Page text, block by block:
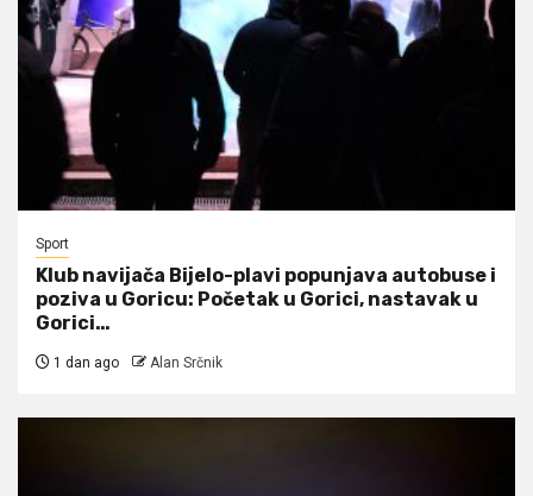
Sport
Klub navijača Bijelo-plavi popunjava autobuse i
poziva u Goricu: Početak u Gorici, nastavak u
Gorici…
1 dan ago Alan Srčnik